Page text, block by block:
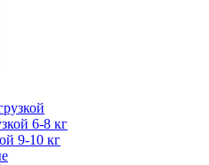
6-8 кг
9-10 кг